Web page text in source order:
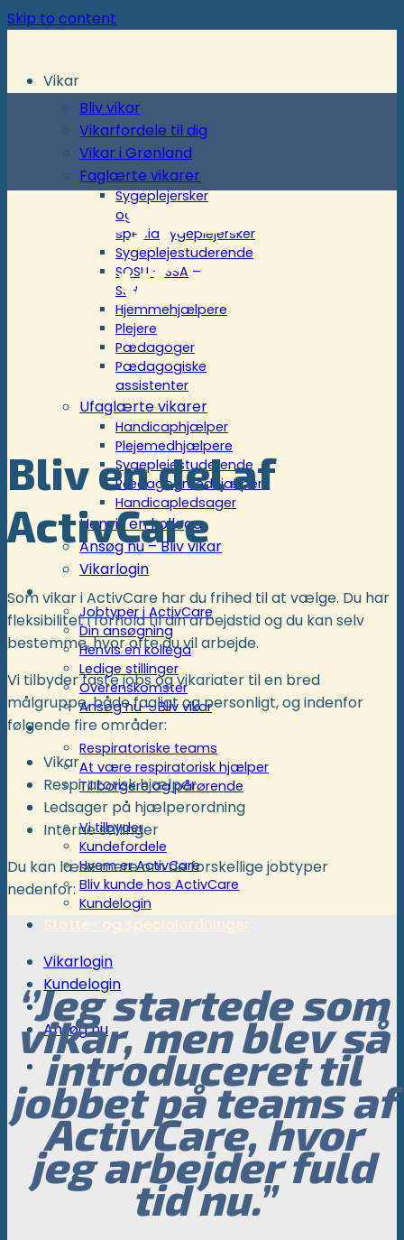
Skip to content
Vikar
Bliv vikar
Vikarfordele til dig
Vikar i Grønland
Faglærte vikarer
Sygeplejersker
og
specialsygeplejersker
Sygeplejestuderende
SOSU – SSA –
SSH
Hjemmehjælpere
Plejere
Pædagoger
Pædagogiske
assistenter
Ufaglærte vikarer
Handicaphjælper
Plejemedhjælpere
Sygeplejestuderende
Pædagogmedhjælper
Handicapledsager
Henvis en kollega
Ansøg nu – Bliv vikar
Vikarlogin
Rekruttering
Jobtyper i ActivCare
Din ansøgning
Henvis en kollega
Ledige stillinger
Overenskomster
Ansøg nu – Bliv vikar
Respiratoriske ordninger
Respiratoriske teams
At være respiratorisk hjælper
Til borgere og pårørende
Kunder
Vi tilbyder
Kundefordele
Hvem er ActivCare
Bliv kunde hos ActivCare
Kundelogin
Vikarlogin
Kundelogin
Ansøg nu
Jobtyper i
ActivCare
Bliv en del af
ActivCare
Som vikar i ActivCare har du frihed til at vælge. Du har
fleksibilitet i forhold til din arbejdstid og du kan selv
bestemme, hvor ofte du vil arbejde.
Vi tilbyder faste jobs og vikariater til en bred
målgruppe, både fagligt og personligt, og indenfor
følgende fire områder:
Vikar
Respiratorisk hjælper
Ledsager på hjælperordning
Interne stillinger
Du kan læse mere om de forskellige jobtyper
nedenfor:
‘’Jeg startede som
vikar, men blev så
introduceret til
jobbet på teams af
ActivCare, hvor
jeg arbejder fuld
tid nu.”